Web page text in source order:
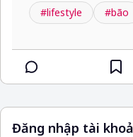
#lifestyle #bão
Đăng nhập tài